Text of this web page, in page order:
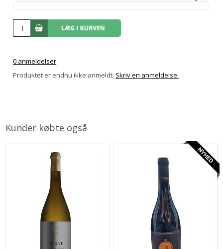
0 anmeldelser
Produktet er endnu ikke anmeldt. Skriv en anmeldelse.
Kunder købte også